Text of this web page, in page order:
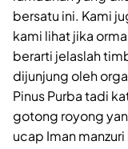
bersatu ini. Kami
kami lihat jika
berarti jelaslah
dijunjung oleh
Pinus Purba tadi
gotong royong
ucap Iman